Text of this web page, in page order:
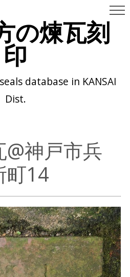
の煉瓦刻
印
database in KANSAI
Dist.
神戸市兵
町14